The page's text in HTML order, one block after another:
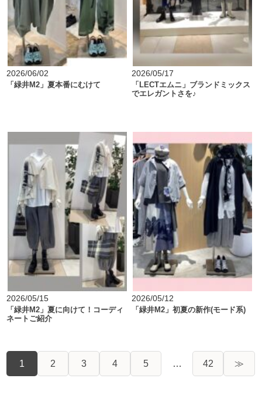
2026/06/02
「緑井M2」夏本番にむけて
2026/05/17
「LECTエムニ」ブランドミックス
でエレガントさを♪
2026/05/15
「緑井M2」夏に向けて！コーディ
ネートご紹介
2026/05/12
「緑井M2」初夏の新作(モード系)
1 2 3 4 5 … 42 ≫